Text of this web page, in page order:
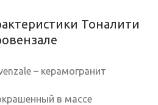
Тоналити
– керамогранит
в массе